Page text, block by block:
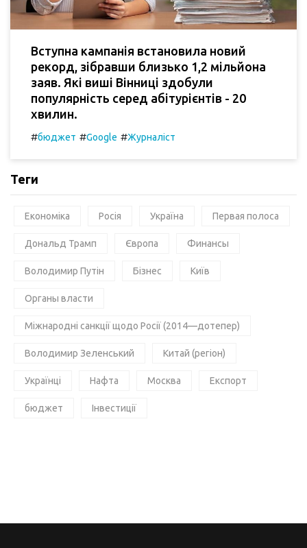
Вступна кампанія встановила новий
рекорд, зібравши близько 1,2 мільйона
заяв. Які виші Вінниці здобули
популярність серед абітурієнтів - 20
хвилин.
#бюджет #Google #Журналіст
Теги
Економіка Росія Україна Первая полоса
Дональд Трамп Європа Финансы
Володимир Путін Бізнес Київ
Органы власти
Міжнародні санкції щодо Росії (2014—дотепер)
Володимир Зеленський Китай (регіон)
Українці Нафта Москва Експорт
бюджет Інвестиції